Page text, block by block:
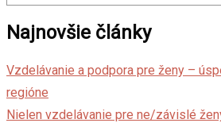
Najnovšie články
Vzdelávanie a podpora pre ženy –
regióne
Nielen vzdelávanie pre ne/závislé